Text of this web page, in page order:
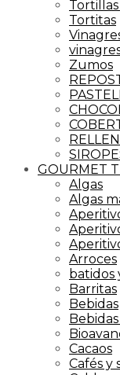
Tortillas
Tortitas
Zumos
GOURMET
Algas
Algas
Arroces
batidos
Barritas
Bebidas
Cacaos
Cafés y